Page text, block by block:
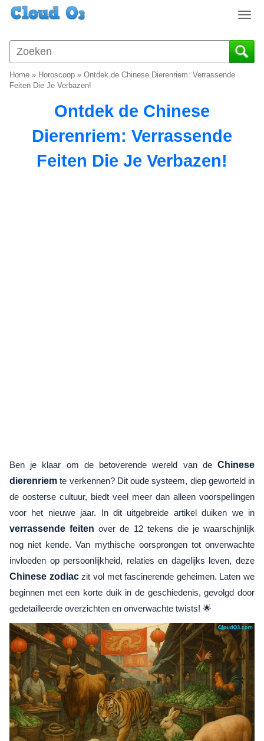
T
g
g
Home » Horoscoop » Ontdek de Chinese Dierenriem: Verrassende
Feiten Die Je Verbazen!
Ontdek de Chinese
Dierenriem: Verrassende
Feiten Die Je Verbazen!
Ben je klaar om de betoverende wereld van de Chinese
dierenriem te verkennen? Dit oude systeem, diep geworteld in
de oosterse cultuur, biedt veel meer dan alleen voorspellingen
voor het nieuwe jaar. In dit uitgebreide artikel duiken we in
verrassende feiten over de 12 tekens die je waarschijnlijk
nog niet kende. Van mythische oorsprongen tot onverwachte
invloeden op persoonlijkheid, relaties en dagelijks leven, deze
Chinese zodiaczit vol met fascinerende geheimen. Laten we
beginnen met een korte duik in de geschiedenis, gevolgd door
gedetailleerde overzichten en onverwachte twists! 🌟